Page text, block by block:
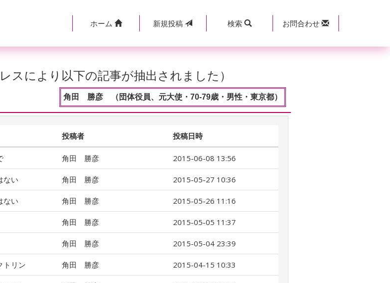
ホーム 新規投稿 検索 お問合わせ
スにより以下の記事が抽出されました）
角田 勝彦 （団体役員、元大使・70-79歳・男性・東京都）
投稿者 投稿日時
角田 勝彦 2015-06-08 13:56
ない 角田 勝彦 2015-05-27 10:36
ない 角田 勝彦 2015-05-26 11:16
角田 勝彦 2015-05-05 11:37
角田 勝彦 2015-05-04 23:39
トリン 角田 勝彦 2015-04-15 10:33